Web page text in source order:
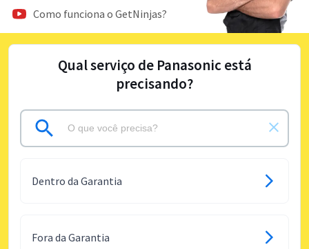
Como funciona o GetNinjas?
Qual serviço de Panasonic está
precisando?
Dentro da Garantia
Fora da Garantia